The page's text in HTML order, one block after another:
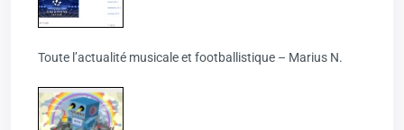
Toute l’actualité musicale et footballistique – Marius N.